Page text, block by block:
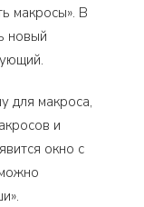
макросы». В
новый
для макроса,
и
окно с